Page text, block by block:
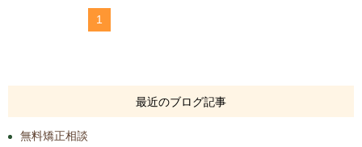
1
最近のブログ記事
無料矯正相談